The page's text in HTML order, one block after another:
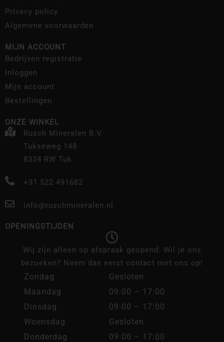
Privacy policy
Algemene voorwaarden
MIJN ACCOUNT
Bedrijven registratie
Inloggen
Mijn account
Bestellingen
ONZE WINKEL
Rusch Mineralen B.V.
Tukseweg 148
8334 RW Tuk
+31 522 491682
info@ruschmineralen.nl
OPENINGSTIJDEN
Wij zijn alleen op afspraak geopend. Wil je ons
bezoeken? Neem dan eerst contact met ons op!
Zondag
Gesloten
Maandag
09:00 – 17:00
Dinsdag
09:00 – 17:00
Woensdag
Gesloten
Donderdag
09:00 – 17:00